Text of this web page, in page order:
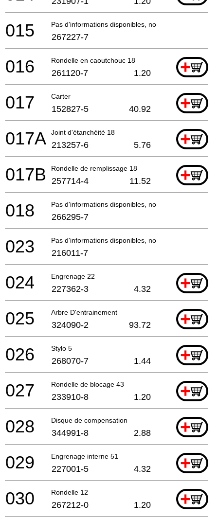
Pas d'informations disponibles, non commandable
015 267227-7
Rondelle en caoutchouc 18 +
016 261120-7 1.20
Carter +
017 152827-5 40.92
Joint d'étanchéité 18 +
017A 213257-6 5.76
Rondelle de remplissage 18 +
017B 257714-4 11.52
Pas d'informations disponibles, non commandable
018 266295-7
Pas d'informations disponibles, non commandable
023 216011-7
Engrenage 22 +
024 227362-3 4.32
Arbre D'entrainement +
025 324090-2 93.72
Stylo 5 +
026 268070-7 1.44
Rondelle de blocage 43 +
027 233910-8 1.20
Disque de compensation +
028 344991-8 2.88
Engrenage interne 51 +
029 227001-5 4.32
Rondelle 12 +
030 267212-0 1.20